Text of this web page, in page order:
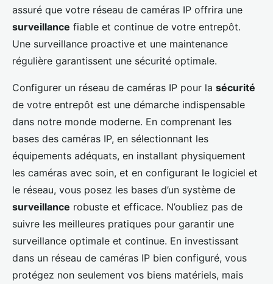
assuré que votre réseau de caméras IP offrira une
surveillance fiable et continue de votre entrepôt.
Une surveillance proactive et une maintenance
régulière garantissent une sécurité optimale.
Configurer un réseau de caméras IP pour la sécurité
de votre entrepôt est une démarche indispensable
dans notre monde moderne. En comprenant les
bases des caméras IP, en sélectionnant les
équipements adéquats, en installant physiquement
les caméras avec soin, et en configurant le logiciel et
le réseau, vous posez les bases d’un système de
surveillance robuste et efficace. N’oubliez pas de
suivre les meilleures pratiques pour garantir une
surveillance optimale et continue. En investissant
dans un réseau de caméras IP bien configuré, vous
protégez non seulement vos biens matériels, mais